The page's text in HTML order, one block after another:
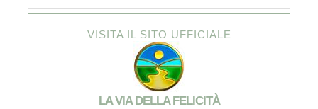
VISITA IL SITO UFFICIALE
LA VIA DELLA FELICITÀ